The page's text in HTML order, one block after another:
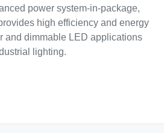
power system-in-package,
high efficiency and energy
and dimmable LED applications
lighting.